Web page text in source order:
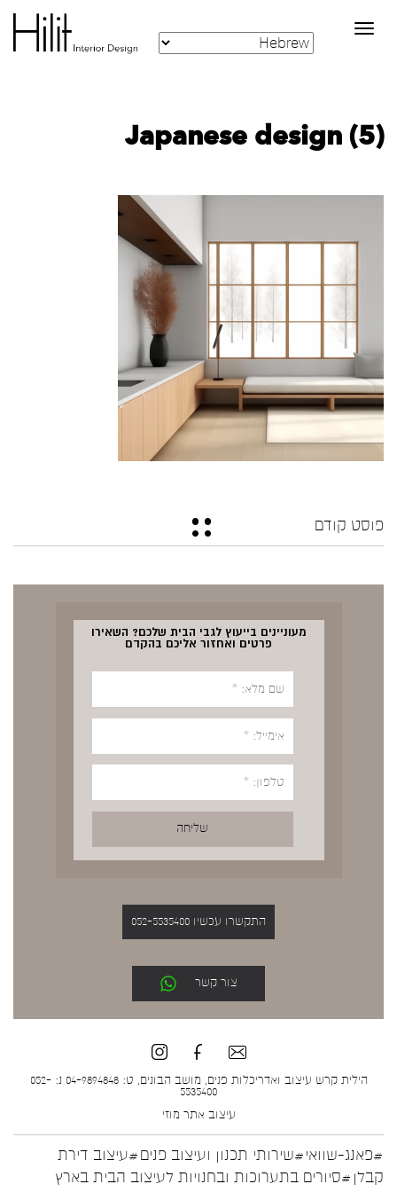
Toggle
navigation
Japanese design (5)
פוסט קודם
מעוניינים בייעוץ לגבי הבית שלכם? השאירו
פרטים ואחזור אליכם בהקדם
התקשרו עכשיו 052-5535400
צור קשר
הילית קרש עיצוב ואדריכלות פנים, מושב הבונים, ט: 04-9894848 נ: 052-
5535400
עיצוב אתר מוזי
#פאנג-שוואי#שירותי תכנון ועיצוב פנים#עיצוב דירת
קבלן #סיורים בתערוכות ובחנויות לעיצוב הבית בארץ